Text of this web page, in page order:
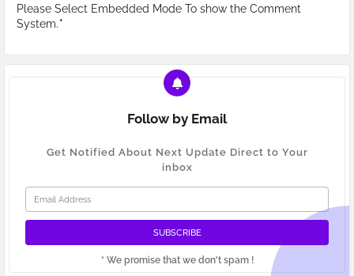
Please Select Embedded Mode To show the Comment
System.*
Follow by Email
Get Notified About Next Update Direct to Your
inbox
* We promise that we don't spam !